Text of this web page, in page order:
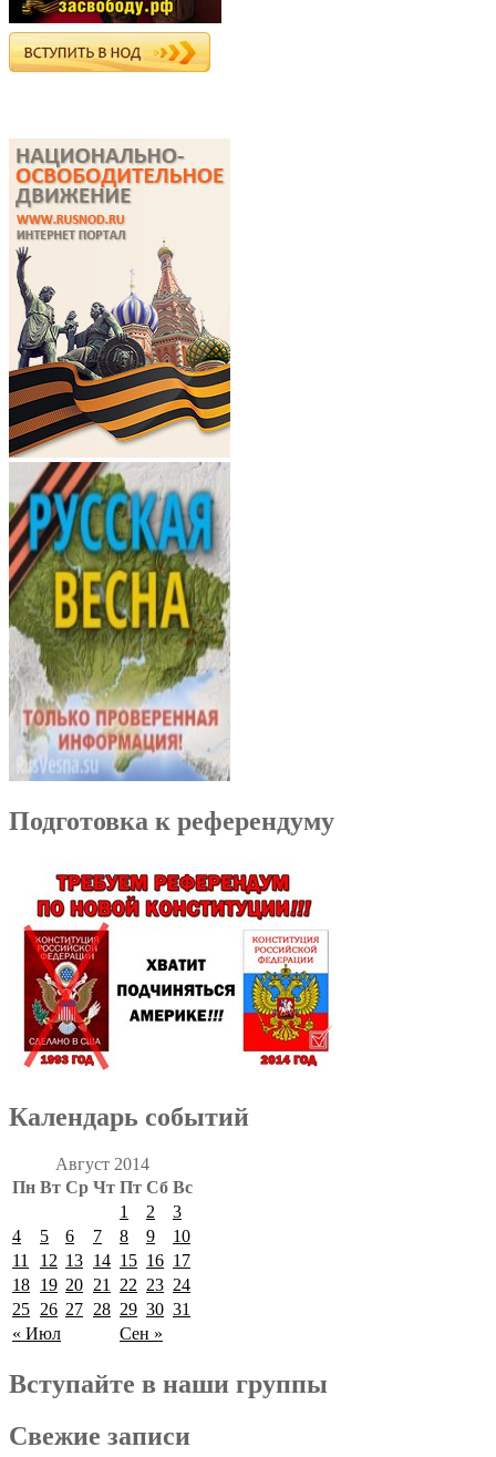
Подготовка к референдуму
Календарь событий
Август 2014
Пн Вт Ср Чт Пт Сб Вс
« Июл Сен »
1 2
3
4
5 6 7 8 9
10
11
12 13 14 15 16 17
18 19 20 21 22 23 24
25 26 27 28 29 30 31
Вступайте в наши группы
Свежие записи